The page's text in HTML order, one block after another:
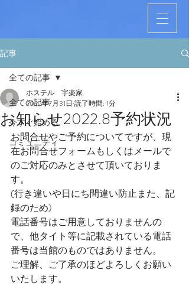
記事
全ての記事
今すぐ始める
コミュニティ
全ての記事
お知らせ2022.8予約状況
ホステル 宇楽家
2022年7月31日 読了時間: 1分
お問合せやご予約についてですが、現
在お問合せフォームもしくはメールで
のご対応のみとさせて頂いておりま
す。
(行き違いや日にち間違い防止また、記
録のため)
電話番号はご用意しておりませんの
で、他タイト等に記載されている電話
番号は当館のものではありません。
ご理解、ご了承のほどよろしくお願い
いたします。